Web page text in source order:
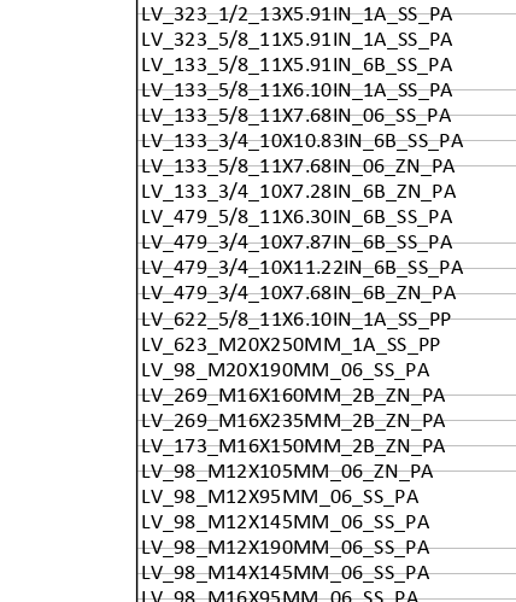
LV_323_1/2_13X5.91IN_1A_SS_PA
LV_323_5/8_11X5.91IN_1A_SS_PA
LV_133_5/8_11X5.91IN_6B_SS_PA
LV_133_5/8_11X6.10IN_1A_SS_PA
LV_133_5/8_11X7.68IN_06_SS_PA
LV_133_3/4_10X10.83IN_6B_SS_PA
LV_133_5/8_11X7.68IN_06_ZN_PA
LV_133_3/4_10X7.28IN_6B_ZN_PA
LV_479_5/8_11X6.30IN_6B_SS_PA
LV_479_3/4_10X7.87IN_6B_SS_PA
LV_479_3/4_10X11.22IN_6B_SS_PA
LV_479_3/4_10X7.68IN_6B_ZN_PA
LV_622_5/8_11X6.10IN_1A_SS_PP
LV_623_M20X250MM_1A_SS_PP
LV_98_M20X190MM_06_SS_PA
LV_269_M16X160MM_2B_ZN_PA
LV_269_M16X235MM_2B_ZN_PA
LV_173_M16X150MM_2B_ZN_PA
LV_98_M12X105MM_06_ZN_PA
LV_98_M12X95MM_06_SS_PA
LV_98_M12X145MM_06_SS_PA
LV_98_M12X190MM_06_SS_PA
LV_98_M14X145MM_06_SS_PA